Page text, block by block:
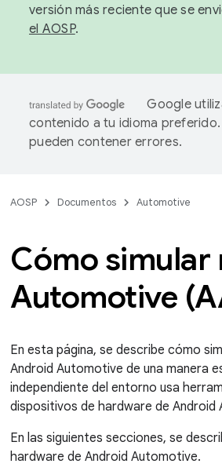
versión más reciente que se
el AOSP.
Google
contenido a tu idioma
pueden contener errores.
AOSP Documentos Automotive
Cómo simular
Automotive
En esta página, se describe cómo
Android Automotive de una manera
independiente del entorno usa
dispositivos de hardware de Android
En las siguientes secciones, se
hardware de Android Automotive.